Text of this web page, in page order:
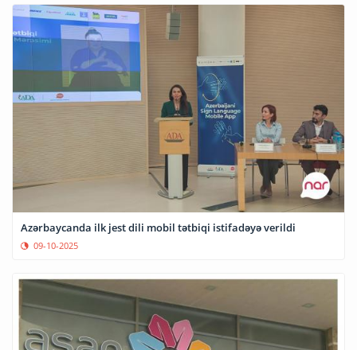
Azərbaycanda ilk jest dili mobil tətbiqi istifadəyə verildi
09-10-2025